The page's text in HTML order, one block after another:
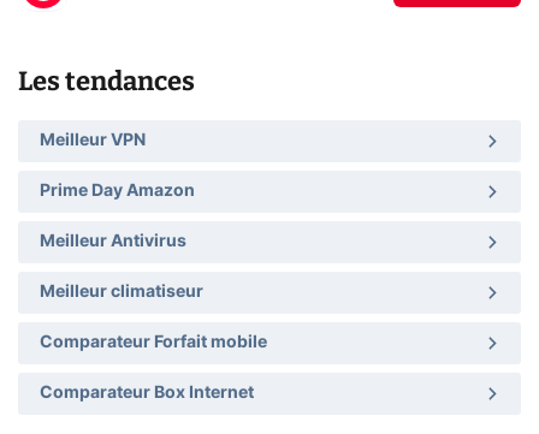
Les tendances
Meilleur VPN
Prime Day Amazon
Meilleur Antivirus
Meilleur climatiseur
Comparateur Forfait mobile
Comparateur Box Internet